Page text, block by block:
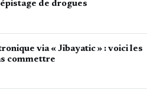
de drogues
via « Jibayatic » : voici les
commettre